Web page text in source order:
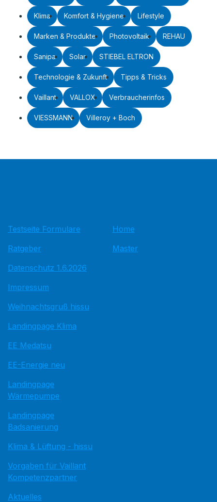
Klima Komfort & Hygiene Lifestyle
Marken & Produkte Photovoltaik REHAU
Sanipa Solar STIEBEL ELTRON
Technologie & Zukunft Tipps & Tricks
Vaillant VALLOX Verbraucherinfos
VIESSMANN Villeroy + Boch
Testseite Formulare
Ratgeber
Datenschutz 1.6.2026
Impressum
Weihnachtsgruß hissu
Landingpage Klima
EE Medatsu
EE-Energie neu
Landingpage
Wärmepumpe
Landingpage
Badsanierung
Klima & Lüftung - hissu
Vorgaben für Vaillant
Kompetenzpartner
Aktuelles
Home
Master